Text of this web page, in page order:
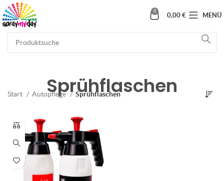
0
0,00 € MENÜ
Sprühflaschen
Start Autopflege Sprühflaschen